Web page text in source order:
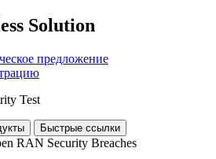
Solution
предложение
Быстрые ссылки
RAN Security Breaches